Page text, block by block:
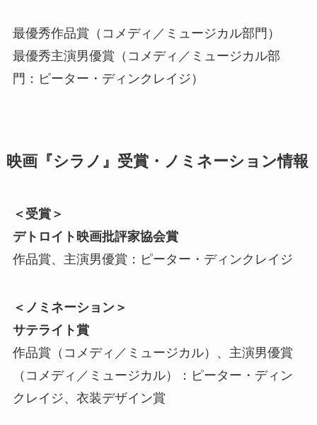
最優秀作品賞（コメディ／ミュージカル部門）
最優秀主演男優賞（コメディ／ミュージカル部
門：ピーター・ディンクレイジ）
映画『シラノ』受賞・ノミネーション情報
＜受賞＞
デトロイト映画批評家協会賞
作品賞、主演男優賞：ピーター・ディンクレイジ
＜ノミネーション＞
サテライト賞
作品賞（コメディ／ミュージカル）、主演男優賞
（コメディ／ミュージカル）：ピーター・ディン
クレイジ、衣装デザイン賞